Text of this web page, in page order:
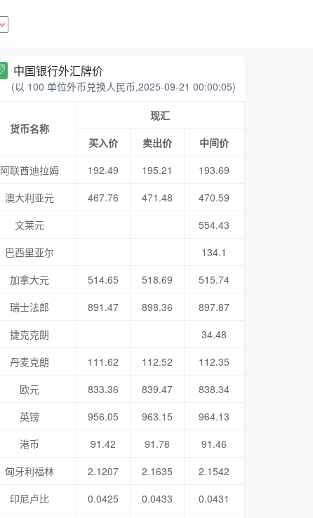
中国银行外汇牌价
(以 100 单位外币兑换人民币,2025-09-21 00:00:05)
货币名称
现汇
买入价
卖出价
中间价
阿联酋迪拉姆
192.49 195.21
193.69
澳大利亚元
467.76 471.48
470.59
文莱元
554.43
巴西里亚尔
134.1
加拿大元
514.65 518.69
515.74
瑞士法郎
891.47 898.36
897.87
捷克克朗
34.48
丹麦克朗
111.62 112.52
112.35
欧元
833.36 839.47
838.34
英镑
956.05 963.15
964.13
港币
91.42 91.78
91.46
匈牙利福林
2.1207 2.1635
2.1542
印尼卢比
0.0425 0.0433
0.0431